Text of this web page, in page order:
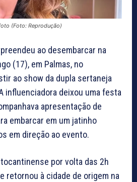
(Foto: Reprodução)
ao desembarcar na
(17), em Palmas, no
ao show da dupla sertaneja
influenciadora deixou uma festa
apresentação de
embarcar em um jatinho
em direção ao evento.
por volta das 2h
retornou à cidade de origem na